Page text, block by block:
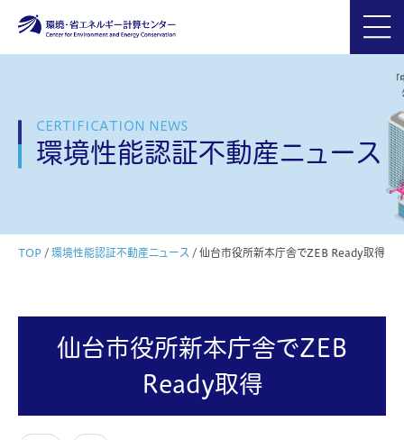
CERTIFICATION NEWS
環境性能認証不動産ニュース
TOP / 環境性能認証不動産ニュース / 仙台市役所新本庁舎でZEB Ready取得
仙台市役所新本庁舎でZEB
Ready取得